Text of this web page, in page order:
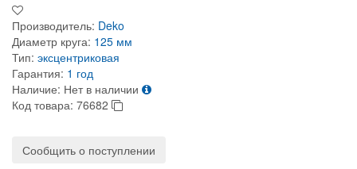
Производитель: Deko
Диаметр круга: 125 мм
Тип: эксцентриковая
Гарантия: 1 год
Наличие: Нет в наличии
Код товара: 76682
Сообщить о поступлении